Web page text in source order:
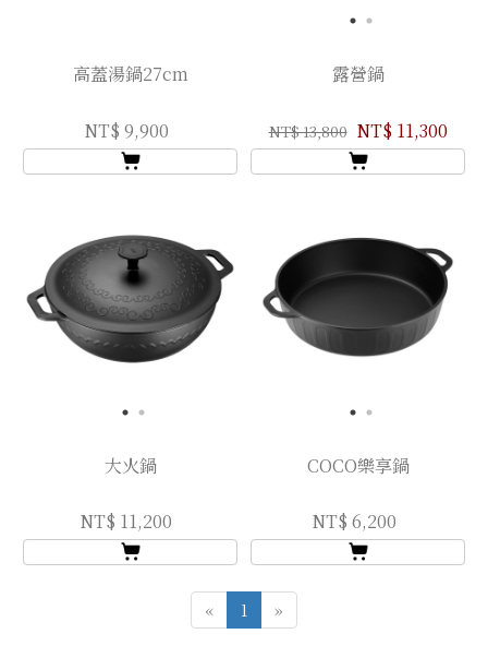
高蓋湯鍋27cm
NT$ 9,900
露營鍋
NT$ 13,800 NT$ 11,300
大火鍋
NT$ 11,200
COCO樂享鍋
NT$ 6,200
« 1 »